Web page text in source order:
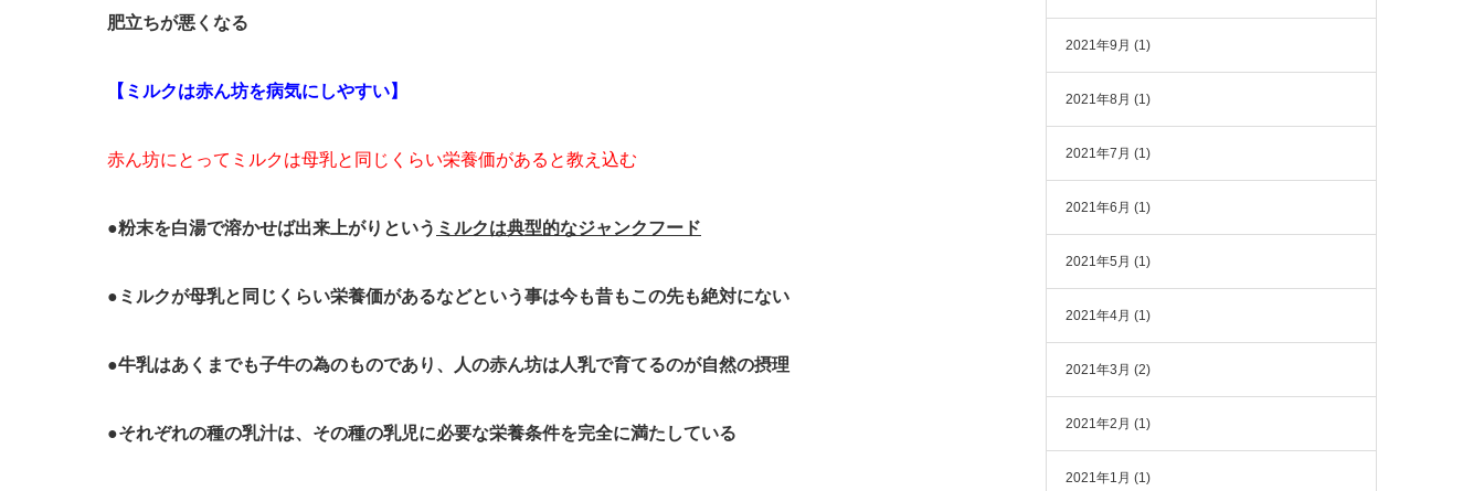
肥立ちが悪くなる
【ミルクは赤ん坊を病気にしやすい】
赤ん坊にとってミルクは母乳と同じくらい栄養価があると教え込む
●粉末を白湯で溶かせば出来上がりという ミルクは典型的なジャンクフード
●ミルクが母乳と同じくらい栄養価があるなどという事は今も昔もこの先も絶対にない
●牛乳はあくまでも子牛の為のものであり、人の赤ん坊は人乳で育てるのが自然の摂理
●それぞれの種の乳汁は、その種の乳児に必要な栄養条件を完全に満たしている
2021年9月 (1)
2021年8月 (1)
2021年7月 (1)
2021年6月 (1)
2021年5月 (1)
2021年4月 (1)
2021年3月 (2)
2021年2月 (1)
2021年1月 (1)